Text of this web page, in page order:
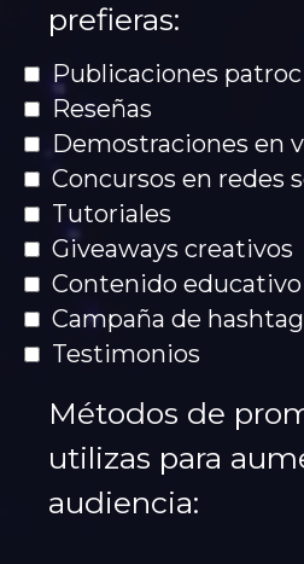
prefieras:
Publicaciones
Reseñas
Demostraciones en
Concursos en redes
Tutoriales
Giveaways creativos
Contenido educativo
Campaña de hashtag
Testimonios
Métodos de
utilizas para
audiencia: